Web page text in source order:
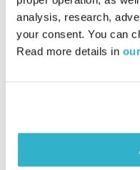
analysis, research,
your consent. You can
Read more details in
בעריכת טלי פולק – רק